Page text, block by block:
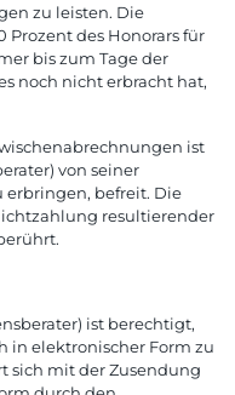
zu leisten. Die
des Honorars für
bis zum Tage der
noch nicht erbracht hat,
ist
von seiner
erbringen, befreit. Die
resultierender
ist berechtigt,
in elektronischer Form zu
sich mit der Zusendung